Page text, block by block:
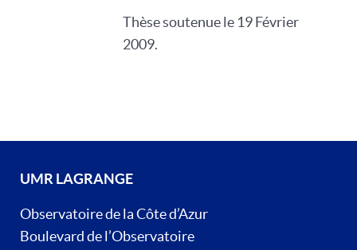
Thèse soutenue le 19 Février
2009.
UMR LAGRANGE
Observatoire de la Côte d’Azur
Boulevard de l’Observatoire